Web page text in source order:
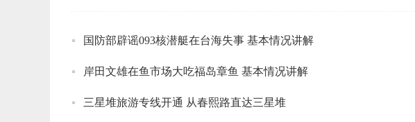
国防部辟谣093核潜艇在台海失事 基本情况讲解
岸田文雄在鱼市场大吃福岛章鱼 基本情况讲解
三星堆旅游专线开通 从春熙路直达三星堆